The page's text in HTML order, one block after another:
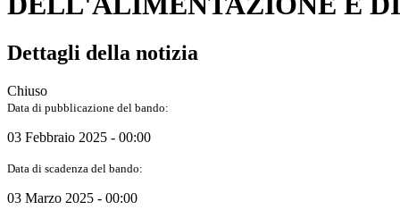
Dettagli della notizia
Chiuso
Data di pubblicazione del bando:
03 Febbraio 2025 - 00:00
Data di scadenza del bando:
03 Marzo 2025 - 00:00